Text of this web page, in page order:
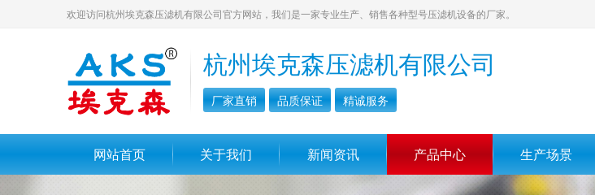
欢迎访问杭州埃克森压滤机有限公司官方网站，我们是一家专业生产、销售各种型号压滤机设备的厂家。
杭州埃克森压滤机有限公司
厂家直销 品质保证 精诚服务
网站首页 关于我们 新闻资讯 产品中心 生产场景